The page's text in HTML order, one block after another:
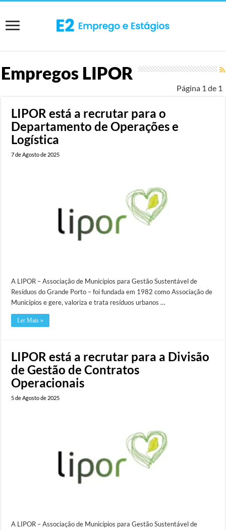
Empregos LIPOR
Página 1 de 1
LIPOR está a recrutar para o
Departamento de Operações e
Logística
7 de Agosto de 2025
A LIPOR – Associação de Municípios para Gestão Sustentável de
Resíduos do Grande Porto – foi fundada em 1982 como Associação de
Municípios e gere, valoriza e trata resíduos urbanos …
Ler Mais »
LIPOR está a recrutar para a Divisão
de Gestão de Contratos
Operacionais
5 de Agosto de 2025
A LIPOR – Associação de Municípios para Gestão Sustentável de